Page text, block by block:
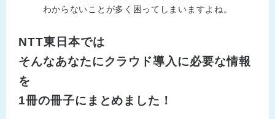
わからないことが多く困ってしまいますよね。
NTT東日本では
そんなあなたにクラウド導入に必要な情報
を
1冊の冊子にまとめました！